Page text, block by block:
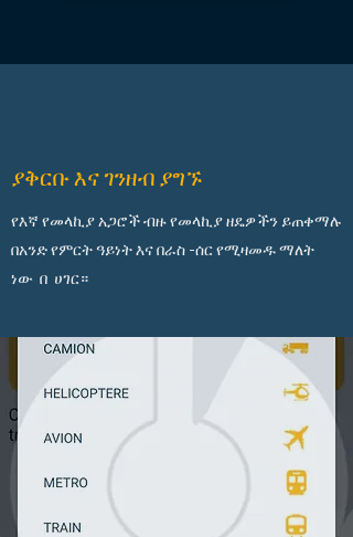
ያቅርቡ እና ገንዘብ ያግኙ
የእኛ የመላኪያ አጋሮች ብዙ የመላኪያ ዘዴዎችን ይጠቀማሉ
በአንድ የምርት ዓይነት እና በራስ -ሰር የሚዛመዱ ማለት
ነው በ ሀገር።